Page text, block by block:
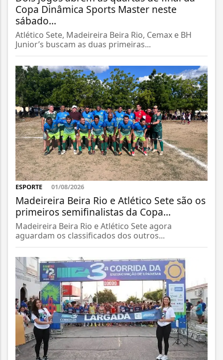
Copa Dinâmica Sports Master neste
sábado...
Atlético Sete, Madeireira Beira Rio, Cemax e BH
Junior’s buscam as duas primeiras...
ESPORTE 01/08/2026
Madeireira Beira Rio e Atlético Sete são os
primeiros semifinalistas da Copa...
Madeireira Beira Rio e Atlético Sete agora
aguardam os classificados dos outros...